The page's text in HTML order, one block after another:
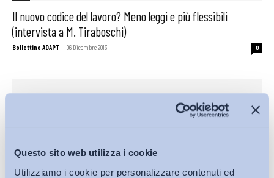
Questo sito web utilizza i cookie
Utilizziamo i cookie per personalizzare contenuti ed
Il nuovo codice del lavoro? Meno leggi e più flessibili
(intervista a M. Tiraboschi)
Bollettino ADAPT - 06 Dicembre 2013 0